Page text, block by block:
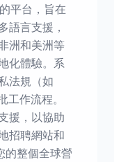
平台，旨在
語言支援，
洲和美洲等
化體驗。系
法規（如
作流程。
援，以協助
招聘網站和
的整個全球營